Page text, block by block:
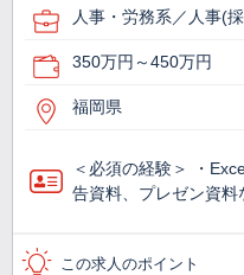
人事・労務系／人事(
350万円～450万円
福岡県
＜必須の経験＞ ・
告資料、プレゼン資
この求人のポイント